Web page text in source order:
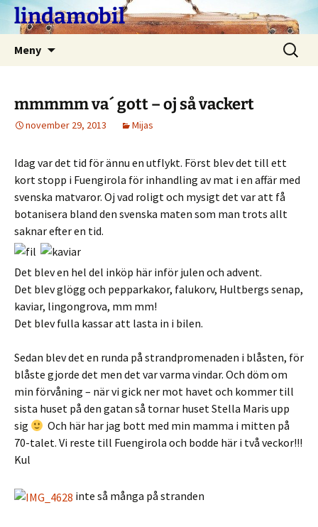
Hoppalindamobil
Meny
Sök
efter:
mmmmm va´ gott – oj så vackert
november 29, 2013 Mijas
Idag var det tid för ännu en utflykt. Först blev det till ett
kort stopp i Fuengirola för inhandling av mat i en affär med
svenska matvaror. Oj vad roligt och mysigt det var att få
botanisera bland den svenska maten som man trots allt
saknar efter en tid.
Det blev en hel del inköp här inför julen och advent.
Det blev glögg och pepparkakor, falukorv, Hultbergs senap,
kaviar, lingongrova, mm mm!
Det blev fulla kassar att lasta in i bilen.
Sedan blev det en runda på strandpromenaden i blåsten, för
blåste gjorde det men det var varma vindar. Och döm om
min förvåning – när vi gick ner mot havet och kommer till
sista huset på den gatan så tornar huset Stella Maris upp
sig
Och här har jag bott med min mamma i mitten på
70-talet. Vi reste till Fuengirola och bodde här i två veckor!!!
Kul
inte så många på stranden